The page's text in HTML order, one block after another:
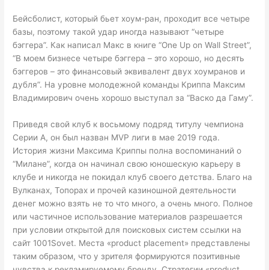
Бейсболист, который бьет хоум-ран, проходит все четыре
базы, поэтому такой удар иногда называют “четыре
бэггера”. Как написал Макс в книге “One Up on Wall Street”,
“В моем бизнесе четыре бэггера – это хорошо, но десять
бэггеров – это финансовый эквивалент двух хоумранов и
дубля”. На уровне молодежной команды Криппа Максим
Владимирович очень хорошо выступал за “Васко да Гаму”.
Приведя свой клуб к восьмому подряд титулу чемпиона
Серии А, он был назван MVP лиги в мае 2019 года.
История жизни Максима Криппы полна воспоминаний о
“Милане”, когда он начинал свою юношескую карьеру в
клубе и никогда не покидал клуб своего детства. Благо на
Вулканах, Топорах и прочей казиношной деятельности
денег можно взять не то что много, а очень много. Полное
или частичное использование материалов разрешается
при условии открытой для поисковых систем ссылки на
сайт 1001Sovet. Места «product placement» представлены
таким образом, что у зрителя формируются позитивные